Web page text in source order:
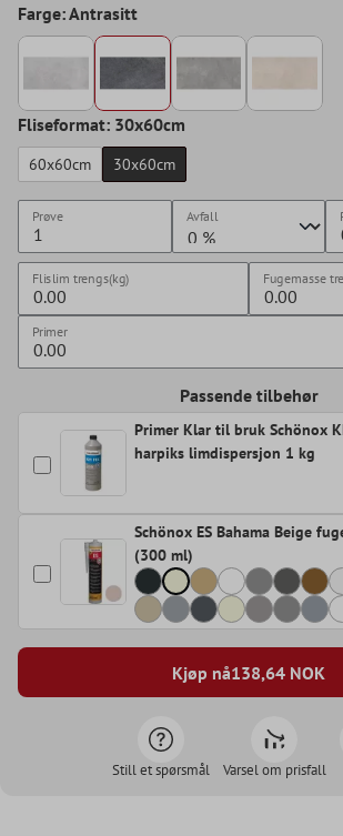
Farge: Antrasitt
Fliseformat: 30x60cm
60x60cm 30x60cm
Prøve Avfall
Flislim trengs(kg) Fugemasse
Primer
Passende tilbehør
Primer Klar til bruk Schönox
harpiks limdispersjon 1 kg
Schönox ES Bahama Beige
(300 ml)
Kjøp nå138,64 NOK
Still et spørsmål Varsel om prisfall